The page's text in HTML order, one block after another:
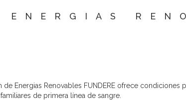
Energias Renovables FUNDERE ofrece
de primera línea de sangre.